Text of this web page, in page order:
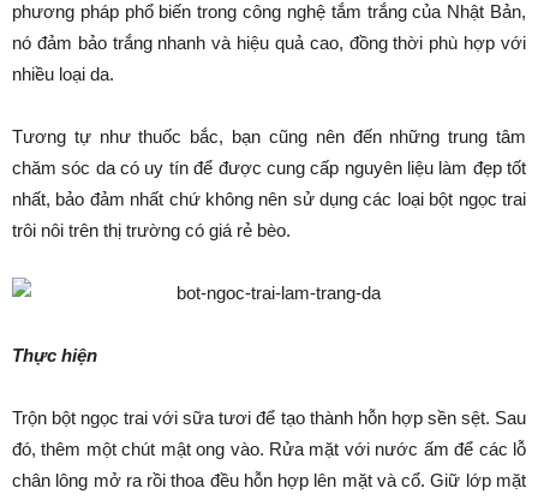
phương pháp phổ biến trong công nghệ tắm trắng của Nhật Bản,
nó đảm bảo trắng nhanh và hiệu quả cao, đồng thời phù hợp với
nhiều loại da.
Tương tự như thuốc bắc, bạn cũng nên đến những trung tâm
chăm sóc da có uy tín để được cung cấp nguyên liệu làm đẹp tốt
nhất, bảo đảm nhất chứ không nên sử dụng các loại bột ngọc trai
trôi nôi trên thị trường có giá rẻ bèo.
Thực hiện
Trộn bột ngọc trai với sữa tươi để tạo thành hỗn hợp sền sệt. Sau
đó, thêm một chút mật ong vào. Rửa mặt với nước ấm để các lỗ
chân lông mở ra rồi thoa đều hỗn hợp lên mặt và cổ. Giữ lớp mặt